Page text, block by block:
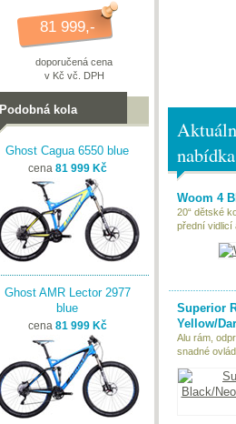
81 999,-
doporučená cena
v Kč vč. DPH
Podobná kola
Ghost Cagua 6550 blue
cena 81 999 Kč
Ghost AMR Lector 2977
blue
cena 81 999 Kč
nabídka
Woom 4
20“ dětské
přední vidlicí
Superior
Yellow/
Alu rám,
snadné